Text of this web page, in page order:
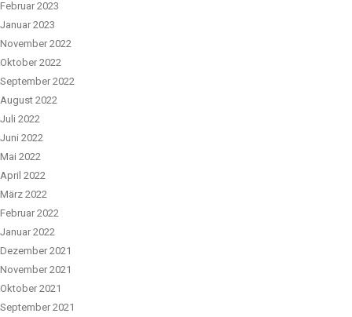
Februar 2023
Januar 2023
November 2022
Oktober 2022
September 2022
August 2022
Juli 2022
Juni 2022
Mai 2022
April 2022
März 2022
Februar 2022
Januar 2022
Dezember 2021
November 2021
Oktober 2021
September 2021